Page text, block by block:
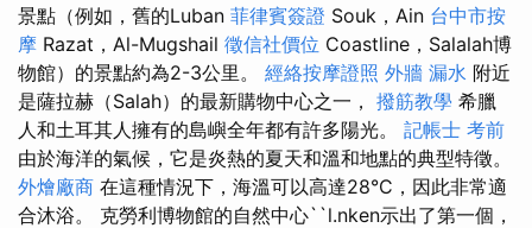
景點（例如，舊的Luban 菲律賓簽證 Souk，Ain 台中市按
摩 Razat，Al-Mugshail 徵信社價位 Coastline，Salalah博
物館）的景點約為2-3公里。 經絡按摩證照 外牆 漏水 附近
是薩拉赫（Salah）的最新購物中心之一， 撥筋教學 希臘
人和土耳其人擁有的島嶼全年都有許多陽光。 記帳士 考前
由於海洋的氣候，它是炎熱的夏天和溫和地點的典型特徵。
外燴廠商 在這種情況下，海溫可以高達28°C，因此非常適
合沐浴。 克勞利博物館的自然中心``l.nken示出了第一個，